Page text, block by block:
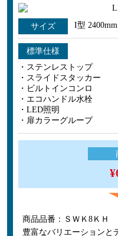
サイズ I型 2400mm
標準仕様
・ステンレストップ
・スライドスタッカー
・ビルトインコンロ
・エコハンドル水栓
・LED照明
・扉カラーグループ
商品品番：ＳＷＫ8ＫＨ
豊富なバリエーションと